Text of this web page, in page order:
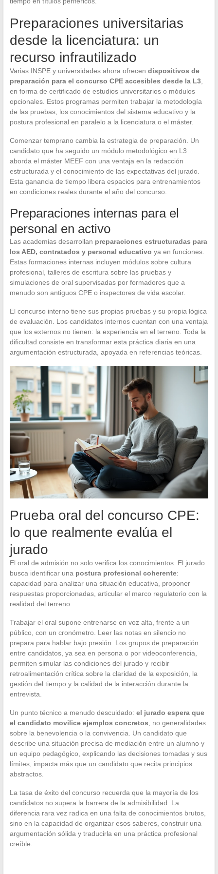
Preparaciones universitarias
desde la licenciatura: un
recurso infrautilizado
Varias INSPE y universidades ahora ofrecen dispositivos de
preparación para el concurso CPE accesibles desde la L3,
en forma de certificado de estudios universitarios o módulos
opcionales. Estos programas permiten trabajar la metodología
de las pruebas, los conocimientos del sistema educativo y la
postura profesional en paralelo a la licenciatura o el máster.
Comenzar temprano cambia la estrategia de preparación. Un
candidato que ha seguido un módulo metodológico en L3
aborda el máster MEEF con una ventaja en la redacción
estructurada y el conocimiento de las expectativas del jurado.
Esta ganancia de tiempo libera espacios para entrenamientos
en condiciones reales durante el año del concurso.
Preparaciones internas para el
personal en activo
Las academias desarrollan preparaciones estructuradas para
los AED, contratados y personal educativo ya en funciones.
Estas formaciones internas incluyen módulos sobre cultura
profesional, talleres de escritura sobre las pruebas y
simulaciones de oral supervisadas por formadores que a
menudo son antiguos CPE o inspectores de vida escolar.
El concurso interno tiene sus propias pruebas y su propia lógica
de evaluación. Los candidatos internos cuentan con una ventaja
que los externos no tienen: la experiencia en el terreno. Toda la
dificultad consiste en transformar esta práctica diaria en una
argumentación estructurada, apoyada en referencias teóricas.
Prueba oral del concurso CPE:
lo que realmente evalúa el
jurado
El oral de admisión no solo verifica los conocimientos. El jurado
busca identificar una postura profesional coherente:
capacidad para analizar una situación educativa, proponer
respuestas proporcionadas, articular el marco regulatorio con la
realidad del terreno.
Trabajar el oral supone entrenarse en voz alta, frente a un
público, con un cronómetro. Leer las notas en silencio no
prepara para hablar bajo presión. Los grupos de preparación
entre candidatos, ya sea en persona o por videoconferencia,
permiten simular las condiciones del jurado y recibir
retroalimentación crítica sobre la claridad de la exposición, la
gestión del tiempo y la calidad de la interacción durante la
entrevista.
Un punto técnico a menudo descuidado: el jurado espera que
el candidato movilice ejemplos concretos, no generalidades
sobre la benevolencia o la convivencia. Un candidato que
describe una situación precisa de mediación entre un alumno y
un equipo pedagógico, explicando las decisiones tomadas y sus
límites, impacta más que un candidato que recita principios
abstractos.
La tasa de éxito del concurso recuerda que la mayoría de los
candidatos no supera la barrera de la admisibilidad. La
diferencia rara vez radica en una falta de conocimientos brutos,
sino en la capacidad de organizar esos saberes, construir una
argumentación sólida y traducirla en una práctica profesional
creíble.